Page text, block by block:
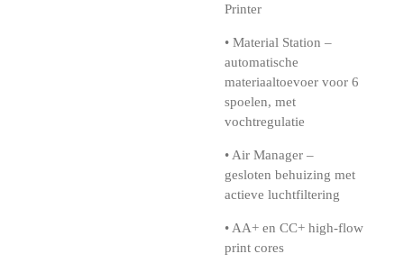
Printer
• Material Station –
automatische
materiaaltoevoer voor 6
spoelen, met
vochtregulatie
• Air Manager –
gesloten behuizing met
actieve luchtfiltering
• AA+ en CC+ high-flow
print cores